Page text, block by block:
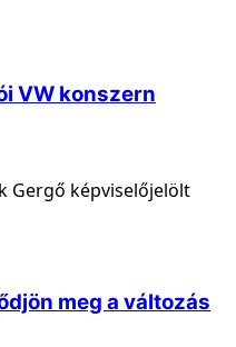
VW konszern
meg a változás